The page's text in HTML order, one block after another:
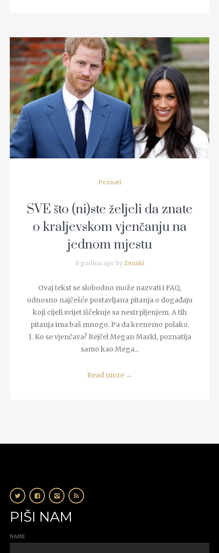
READ MORE
Poznati
SVE što (ni)ste željeli da znate
o kraljevskom vjenčanju na
jednom mjestu
8 godina ago by Zenski
Ovaj tekst se slobodno može nazvati i FAQ,
odnosno najčešće postavljana pitanja o događaju
koji cijeli svijet iščekuje sa nestrpljenjem. A tih
pitanja ima baš mnogo. Pa da krenemo polako.
1. Ko se vjenčava? Rejčel Megan Markl, poznatija
samo kao Mega...
Read more →
PIŠI NAM
NAME